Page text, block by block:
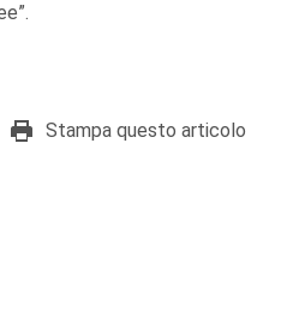
Stampa questo articolo